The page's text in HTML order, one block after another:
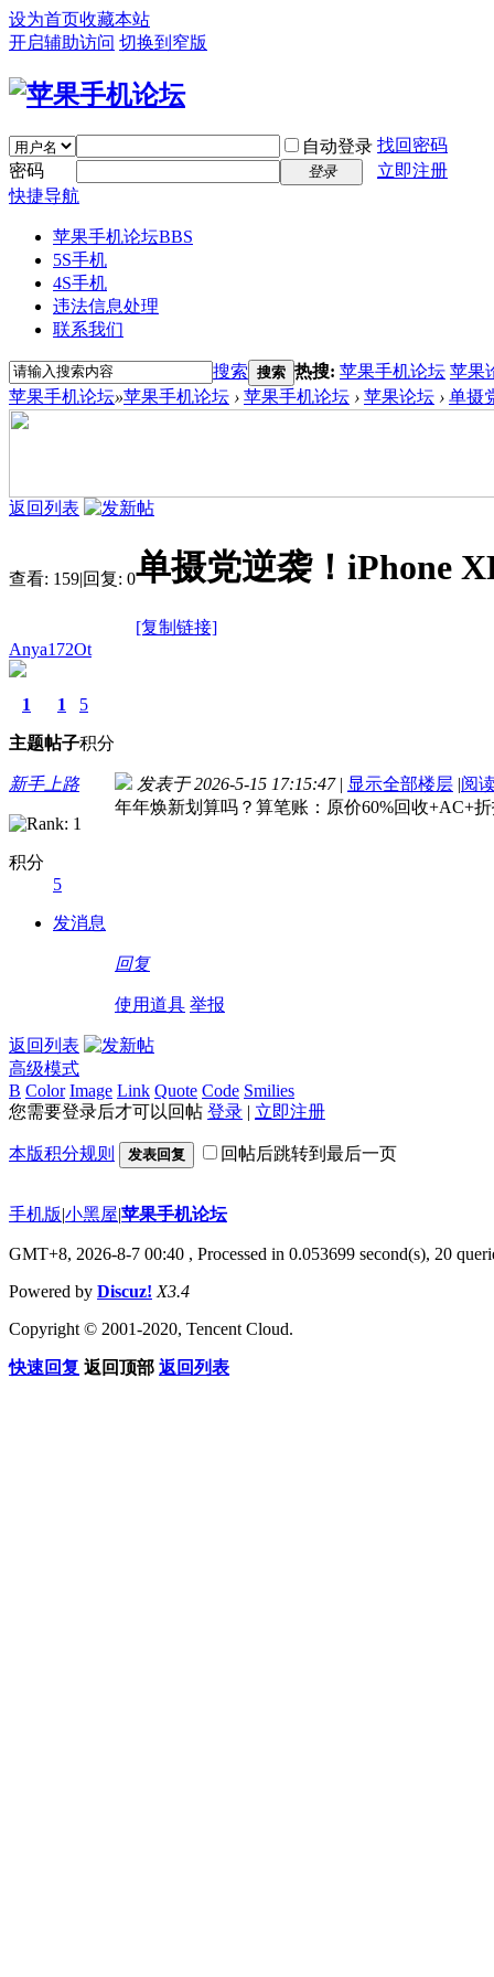
设为首页收藏本站
开启辅助访问 切换到窄版
自动登录 找回密码
密码
登录
立即注册
快捷导航
苹果手机论坛BBS
5S手机
4S手机
违法信息处理
联系我们
搜索 搜索 热搜: 苹果手机论坛 苹果
苹果手机论坛»苹果手机论坛 › 苹果手机论坛 › 苹果论坛 › 单摄
返回列表
查看: 159|回复: 0单摄党逆袭！iPhone
[复制链接]
Anya172Ot
1
主题
1
帖子
5
积分
新手上路
积分
5
发消息
发表于 2026-5-15 17:15:47 | 显示全部楼层 |阅
年年焕新划算吗？算笔账：原价60%回收+AC+
回复
使用道具 举报
返回列表
高级模式
B Color Image Link Quote Code Smilies
您需要登录后才可以回帖 登录 | 立即注册
本版积分规则 发表回复 回帖后跳转到最后一页
手机版|小黑屋|苹果手机论坛
GMT+8, 2026-8-7 00:40 , Processed in 0.053699 second(s), 20
Powered by Discuz! X3.4
Copyright © 2001-2020, Tencent Cloud.
快速回复 返回顶部 返回列表